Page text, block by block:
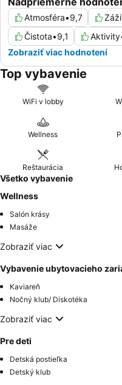
Atmosféra•9,7
Čistota•9,1 Aktivity
Zobraziť viac hodnotení
Top vybavenie
WiFi v lobby
Wellness
Reštaurácia
Všetko vybavenie
Wellness
Salón krásy
Masáže
Zobraziť viac
Vybavenie ubytovacieho
Kaviareň
Nočný klub/ Diskotéka
Zobraziť viac
Pre deti
Detská postieľka
Detský klub